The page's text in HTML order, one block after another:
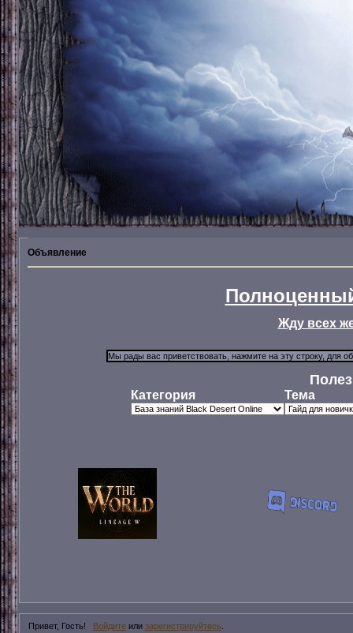
Объявление
Жду всех
Категория Тема
Привет, Гость! Войдитеили зарегистрируйтесь